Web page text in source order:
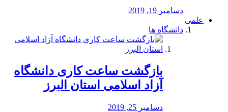
دسامبر 19, 2019
علمی
دانشگاه ها
بازگشت ساعت کاری دانشگاه
آزاد اسلامی استان البرز
دسامبر 25, 2019